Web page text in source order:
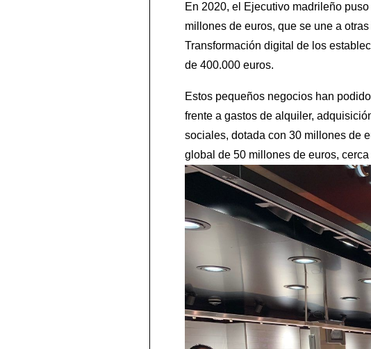
En 2020, el Ejecutivo madrileño
millones de euros, que se une a
Transformación digital de los
de 400.000 euros.
Estos pequeños negocios han
frente a gastos de alquiler,
sociales, dotada con 30 millones de
global de 50 millones de euros,